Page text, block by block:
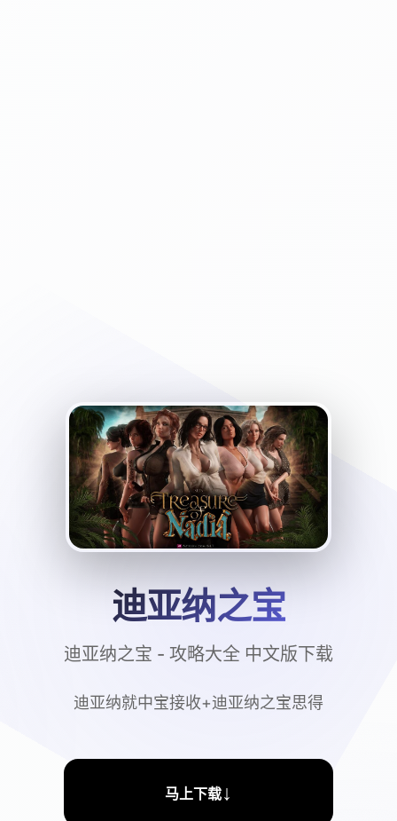
迪亚纳之宝
迪亚纳之宝 - 攻略大全 中文版下载
迪亚纳就中宝接收+迪亚纳之宝思得
马上下载↓